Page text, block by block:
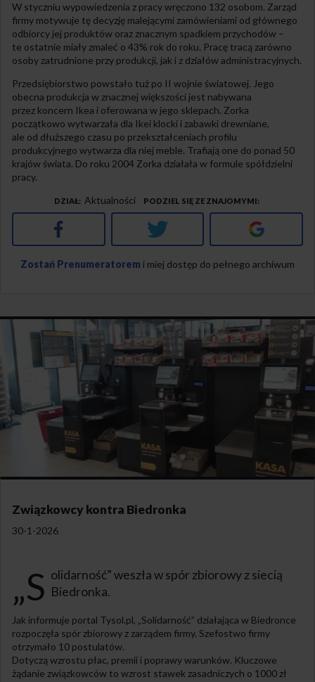
W styczniu wypowiedzenia z pracy wręczono 132 osobom. Zarząd
firmy motywuje tę decyzję malejącymi zamówieniami od głównego
odbiorcy jej produktów oraz znacznym spadkiem przychodów –
te ostatnie miały zmaleć o 43% rok do roku. Pracę tracą zarówno
osoby zatrudnione przy produkcji, jak i z działów administracyjnych.
Przedsiębiorstwo powstało tuż po II wojnie światowej. Jego
obecna produkcja w znacznej większości jest nabywana
przez koncern Ikea i oferowana w jego sklepach. Zorka
początkowo wytwarzała dla Ikei klocki i zabawki drewniane,
ale od dłuższego czasu po przekształceniach profilu
produkcyjnego wytwarza dla niej meble. Trafiają one do ponad 50
krajów świata. Do roku 2004 Zorka działała w formule spółdzielni
pracy.
DZIAŁ Aktualności PODZIEL SIĘ ZE ZNAJOMYMI
Facebook Twitter Google+
Zostań Prenumeratorem i miej dostęp do pełnego archiwum
Związkowcy kontra Biedronka
30-1-2026
„S olidarność” weszła w spór zbiorowy z siecią
Biedronka.
Jak informuje portal Tysol.pl, „Solidarność” działająca w Biedronce
rozpoczęła spór zbiorowy z zarządem firmy. Szefostwo firmy
otrzymało 10 postulatów.
Dotyczą wzrostu płac, premii i poprawy warunków. Kluczowe
żądanie związkowców to wzrost stawek zasadniczych o 1000 zł